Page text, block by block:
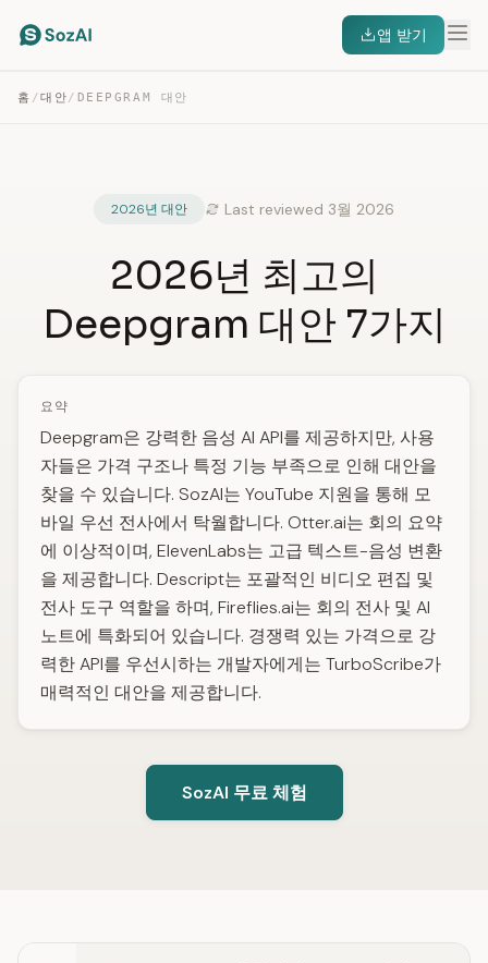
앱 받기
홈 /대안 / DEEPGRAM 대안
2026년 대안 Last reviewed 3월 2026
2026년 최고의
Deepgram 대안 7가지
요약
Deepgram은 강력한 음성 AI API를 제공하지만, 사용
자들은 가격 구조나 특정 기능 부족으로 인해 대안을
찾을 수 있습니다. SozAI는 YouTube 지원을 통해 모
바일 우선 전사에서 탁월합니다. Otter.ai는 회의 요약
에 이상적이며, ElevenLabs는 고급 텍스트-음성 변환
을 제공합니다. Descript는 포괄적인 비디오 편집 및
전사 도구 역할을 하며, Fireflies.ai는 회의 전사 및 AI
노트에 특화되어 있습니다. 경쟁력 있는 가격으로 강
력한 API를 우선시하는 개발자에게는 TurboScribe가
매력적인 대안을 제공합니다.
SozAI 무료 체험